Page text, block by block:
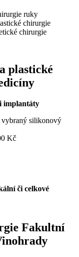
ruky
chirurgie
chirurgie
plastické
implantáty
vybraný silikonový
Kč
či celkové
Fakultní